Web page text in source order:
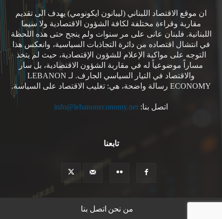
ان موقع الاقتصاد اللبناني (ليبانون ايكونومي) يهدف الى تقديم
مقاربة وقراءة مختلفة لكافة الشؤون الاقتصادية ولا سيما
اللبنانية. فلبنان عانى على مر سنوات ولم ينجح حتى هذه اللحظة
في انتشال اقتصاده من دائرة التجاذبات السياسية، وانعكس هذا
التوجه على مواكبة الإعلام للشؤون الإقتصادية، حيث لم يتخذ
مساراً موضوعياً له في مقاربة الشؤون الاقتصادية، بل سار
والاقتصاد في التيار السياسي الجارف. لـ LEBANON
ECONOMY رسالة واضحة، هي: تغليب الاقتصاد على السياسة.
اتصل بنا: info@lebanoneconomy.net
تابعنا
من نحن اتصل بنا